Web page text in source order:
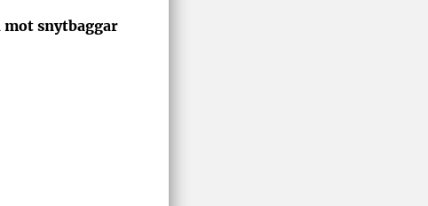
mot snytbaggar